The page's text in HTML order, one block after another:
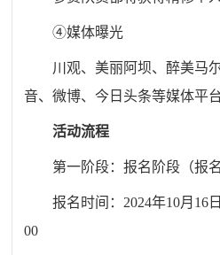
④媒体曝光
川观、美丽阿坝、醉美马
音、微博、今日头条等媒体平
活动流程
第一阶段：报名阶段（报
报名时间：2024年10月16
00